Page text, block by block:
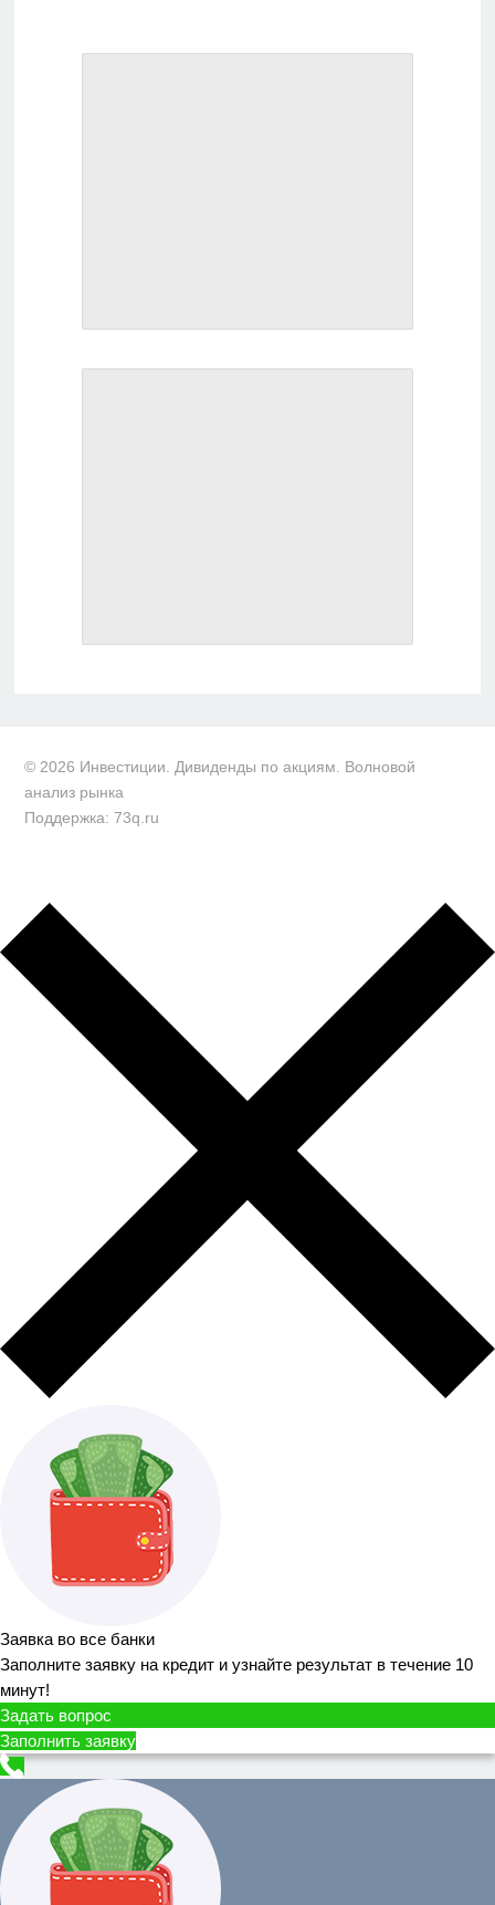
© 2026 Инвестиции. Дивиденды по акциям. Волновой
анализ рынка
Поддержка: 73q.ru
Заявка во все банки
Заполните заявку на кредит и узнайте результат в течение 10
минут!
Задать вопрос
Заполнить заявку